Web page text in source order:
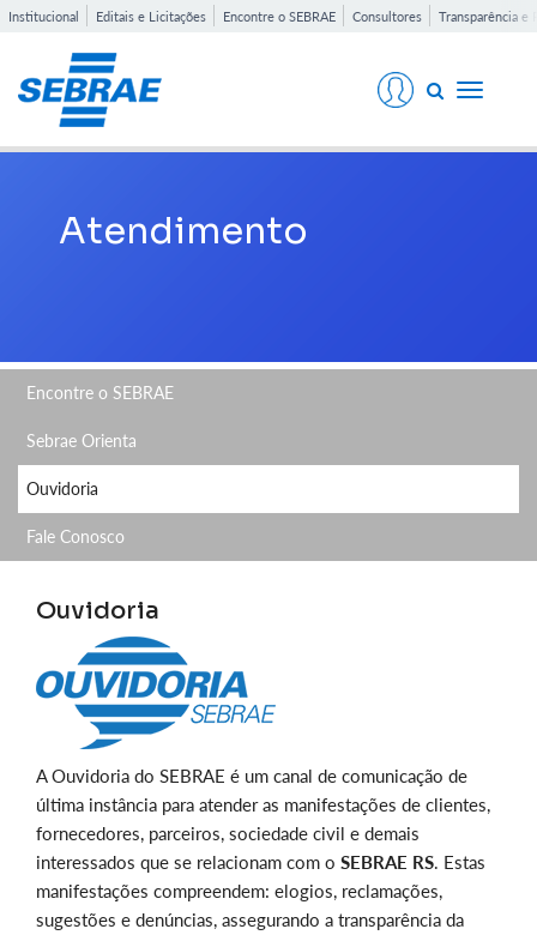
Institucional Editais e Licitações Encontre o SEBRAE Consultores Transparência e
Toggle
Atendimento
Encontre o SEBRAE
Sebrae Orienta
Ouvidoria
Fale Conosco
Ouvidoria
A Ouvidoria do SEBRAE é um canal de comunicação de
última instância para atender as manifestações de clientes,
fornecedores, parceiros, sociedade civil e demais
interessados que se relacionam com o SEBRAE RS. Estas
manifestações compreendem: elogios, reclamações,
sugestões e denúncias, assegurando a transparência da